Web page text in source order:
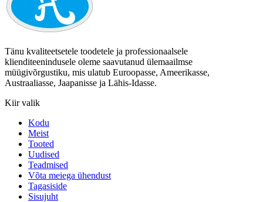
Tänu kvaliteetsetele toodetele ja professionaalsele
klienditeenindusele oleme saavutanud ülemaailmse
müügivõrgustiku, mis ulatub Euroopasse, Ameerikasse,
Austraaliasse, Jaapanisse ja Lähis-Idasse.
Kiir valik
Kodu
Meist
Tooted
Uudised
Teadmised
Võta meiega ühendust
Tagasiside
Sisujuht